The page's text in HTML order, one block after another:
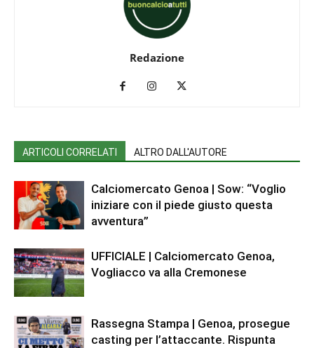
Redazione
ARTICOLI CORRELATI ALTRO DALL'AUTORE
Calciomercato Genoa | Sow: “Voglio
iniziare con il piede giusto questa
avventura”
UFFICIALE | Calciomercato Genoa,
Vogliacco va alla Cremonese
Rassegna Stampa | Genoa, prosegue
casting per l’attaccante. Rispunta